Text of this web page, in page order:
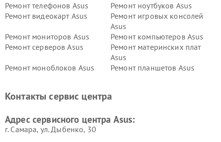
Ремонт телефонов Asus
Ремонт ноутбуков Asus
Ремонт видеокарт Asus
Ремонт игровых консолей
Asus
Ремонт мониторов Asus
Ремонт компьютеров Asus
Ремонт серверов Asus
Ремонт материнских плат
Asus
Ремонт моноблоков Asus
Ремонт планшетов Asus
Контакты сервис центра
Адрес сервисного центра Asus:
г. Самара, ул. Дыбенко, 30